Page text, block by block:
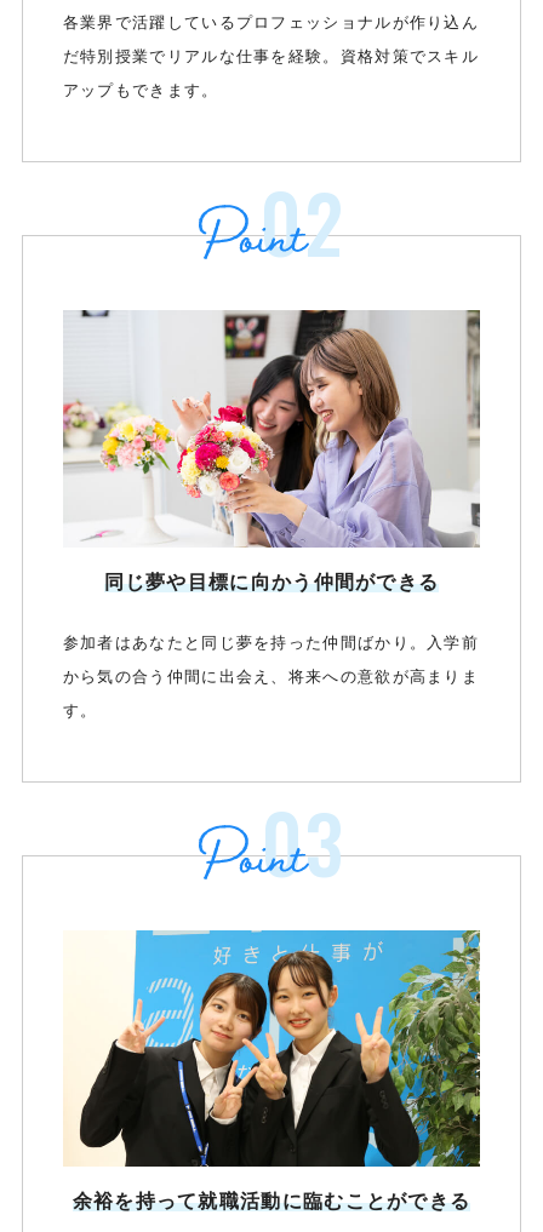
各業界で活躍しているプロフェッショナルが作り込ん
だ特別授業でリアルな仕事を経験。資格対策でスキル
アップもできます。
02
同じ夢や目標に向かう仲間ができる
参加者はあなたと同じ夢を持った仲間ばかり。入学前
から気の合う仲間に出会え、将来への意欲が高まりま
す。
03
余裕を持って就職活動に臨むことができる